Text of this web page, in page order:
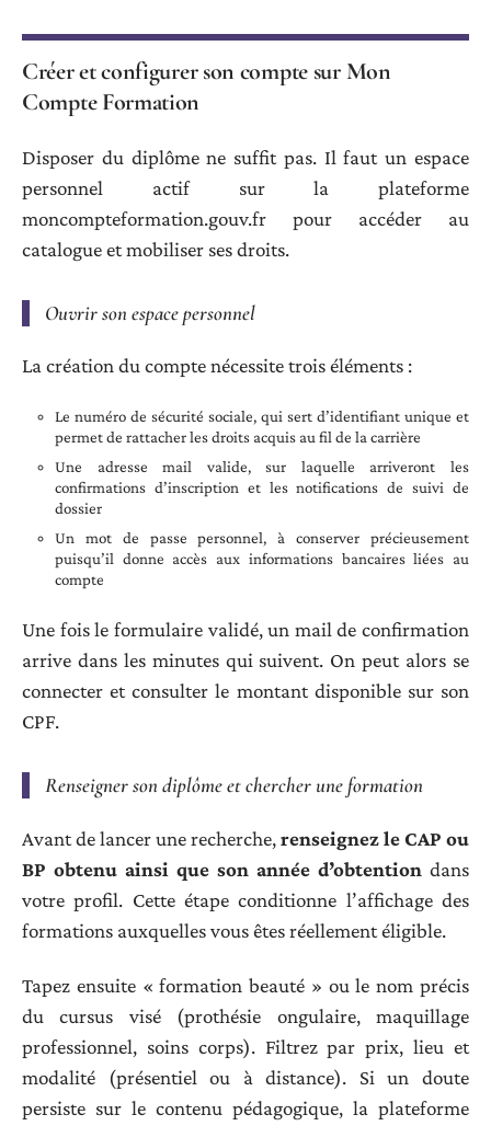
Créer et configurer son compte sur Mon
Compte Formation
Disposer du diplôme ne suffit pas. Il faut un espace
personnel actif sur la plateforme
moncompteformation.gouv.fr pour accéder au
catalogue et mobiliser ses droits.
Ouvrir son espace personnel
La création du compte nécessite trois éléments :
Le numéro de sécurité sociale, qui sert d’identifiant unique et
permet de rattacher les droits acquis au fil de la carrière
Une adresse mail valide, sur laquelle arriveront les
confirmations d’inscription et les notifications de suivi de
dossier
Un mot de passe personnel, à conserver précieusement
puisqu’il donne accès aux informations bancaires liées au
compte
Une fois le formulaire validé, un mail de confirmation
arrive dans les minutes qui suivent. On peut alors se
connecter et consulter le montant disponible sur son
CPF.
Renseigner son diplôme et chercher une formation
Avant de lancer une recherche,renseignez le CAP ou
BP obtenu ainsi que son année d’obtention dans
votre profil. Cette étape conditionne l’affichage des
formations auxquelles vous êtes réellement éligible.
Tapez ensuite « formation beauté » ou le nom précis
du cursus visé (prothésie ongulaire, maquillage
professionnel, soins corps). Filtrez par prix, lieu et
modalité (présentiel ou à distance). Si un doute
persiste sur le contenu pédagogique, la plateforme